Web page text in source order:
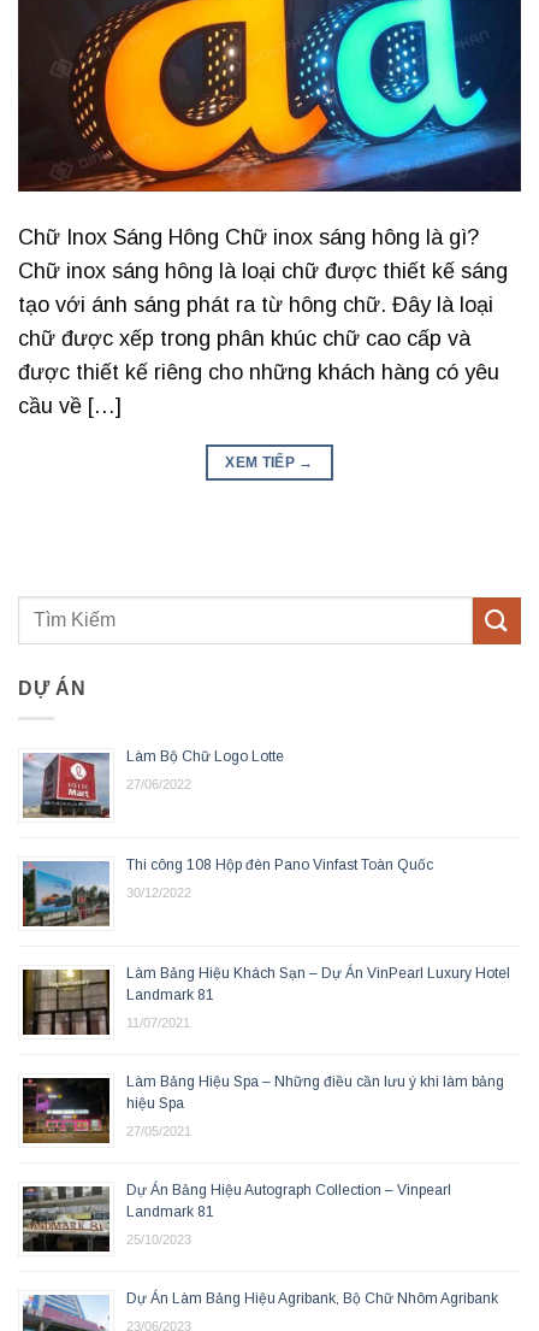
Chữ Inox Sáng Hông Chữ inox sáng hông là gì?
Chữ inox sáng hông là loại chữ được thiết kế sáng
tạo với ánh sáng phát ra từ hông chữ. Đây là loại
chữ được xếp trong phân khúc chữ cao cấp và
được thiết kế riêng cho những khách hàng có yêu
cầu về […]
XEM TIẾP →
DỰ ÁN
Làm Bộ Chữ Logo Lotte
27/06/2022
Thi công 108 Hộp đèn Pano Vinfast Toàn Quốc
30/12/2022
Làm Bảng Hiệu Khách Sạn – Dự Án VinPearl Luxury Hotel
Landmark 81
11/07/2021
Làm Bảng Hiệu Spa – Những điều cần lưu ý khi làm bảng
hiệu Spa
27/05/2021
Dự Án Bảng Hiệu Autograph Collection – Vinpearl
Landmark 81
25/10/2023
Dự Án Làm Bảng Hiệu Agribank, Bộ Chữ Nhôm Agribank
23/06/2023